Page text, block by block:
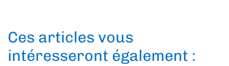
Ces articles vous
intéresseront également :